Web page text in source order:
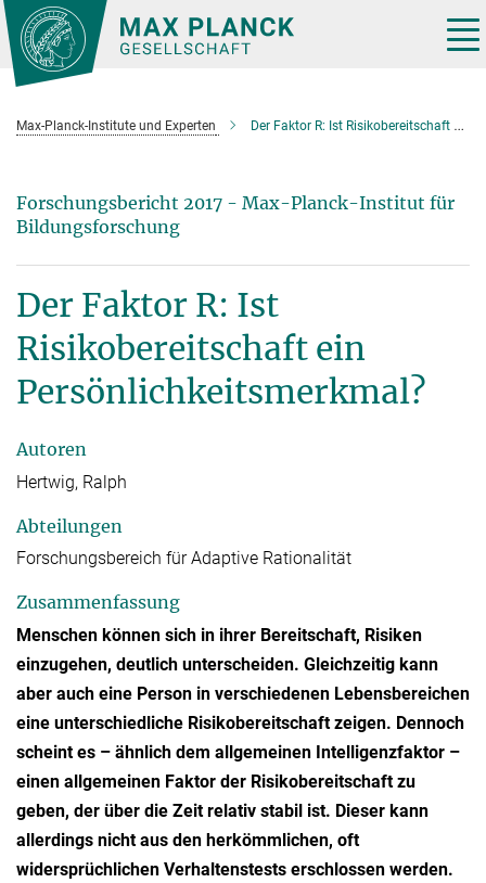
Hauptinhalt
Max-Planck-Institute und Experten Der Faktor R: Ist Risikobereitschaft ein Persönlichkeitsmerkmal?
Forschungsbericht 2017 - Max-Planck-Institut für
Bildungsforschung
Der Faktor R: Ist
Risikobereitschaft ein
Persönlichkeitsmerkmal?
Autoren
Hertwig, Ralph
Abteilungen
Forschungsbereich für Adaptive Rationalität
Zusammenfassung
Menschen können sich in ihrer Bereitschaft, Risiken
einzugehen, deutlich unterscheiden. Gleichzeitig kann
aber auch eine Person in verschiedenen Lebensbereichen
eine unterschiedliche Risikobereitschaft zeigen. Dennoch
scheint es – ähnlich dem allgemeinen Intelligenzfaktor –
einen allgemeinen Faktor der Risikobereitschaft zu
geben, der über die Zeit relativ stabil ist. Dieser kann
allerdings nicht aus den herkömmlichen, oft
widersprüchlichen Verhaltenstests erschlossen werden.